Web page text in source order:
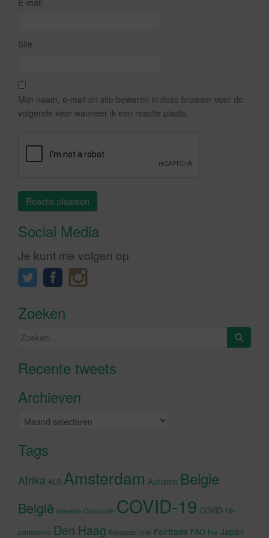
E-mail
Site
Mijn naam, e-mail en site bewaren in deze browser voor de
volgende keer wanneer ik een reactie plaats.
Social Media
Je kunt me volgen op
Zoeken
Zoeken
Recente tweetsKlik om marketing cookies te
Archieven
Archieven
Tags
Afrika ALS Amsterdam Autisme Belgie
België beroerte Chocolade COVID-19 COVID-19-
pandemie Den Haag Europese Unie Fairtrade FAO hiv Japan